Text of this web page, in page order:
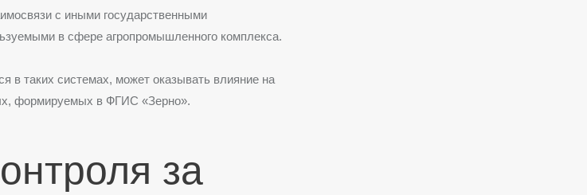
с иными государственными
в сфере агропромышленного комплекса.
в таких системах, может оказывать влияние на
формируемых в ФГИС «Зерно».
за